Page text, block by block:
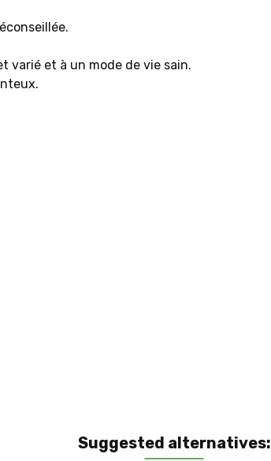
varié et à un mode de vie sain.
Suggested alternatives: